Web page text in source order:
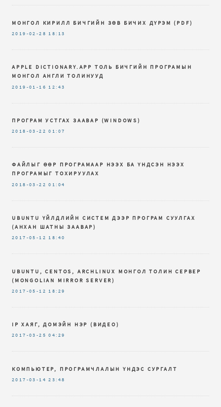
МОНГОЛ КИРИЛЛ БИЧГИЙН ЗѲВ БИЧИХ ДҮРЭМ (PDF)
2019-02-28 18:13
APPLE DICTIONARY.APP ТОЛЬ БИЧГИЙН ПРОГРАМЫН
МОНГОЛ АНГЛИ ТОЛИНУУД
2019-01-16 12:43
ПРОГРАМ УСТГАХ ЗААВАР (WINDOWS)
2018-03-22 01:07
ФАЙЛЫГ ӨӨР ПРОГРАМААР НЭЭХ БА ҮНДСЭН НЭЭХ
ПРОГРАМЫГ ТОХИРУУЛАХ
2018-03-22 01:04
UBUNTU ҮЙЛДЛИЙН СИСТЕМ ДЭЭР ПРОГРАМ СУУЛГАХ
(АНХАН ШАТНЫ ЗААВАР)
2017-05-12 18:40
UBUNTU, CENTOS, ARCHLINUX МОНГОЛ ТОЛИН СЕРВЕР
(MONGOLIAN MIRROR SERVER)
2017-05-12 18:29
IP ХАЯГ, ДОМЭЙН НЭР (ВИДЕО)
2017-03-25 04:29
КОМПЬЮТЕР, ПРОГРАМЧЛАЛЫН ҮНДЭС СУРГАЛТ
2017-03-14 23:48